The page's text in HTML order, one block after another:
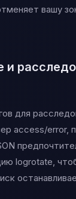
вашу
и
для
access/error,
logrotate,